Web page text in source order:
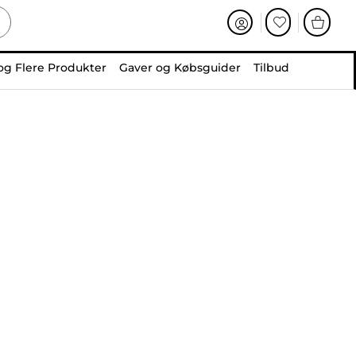
Flere Produkter Gaver og Købsguider Tilbud